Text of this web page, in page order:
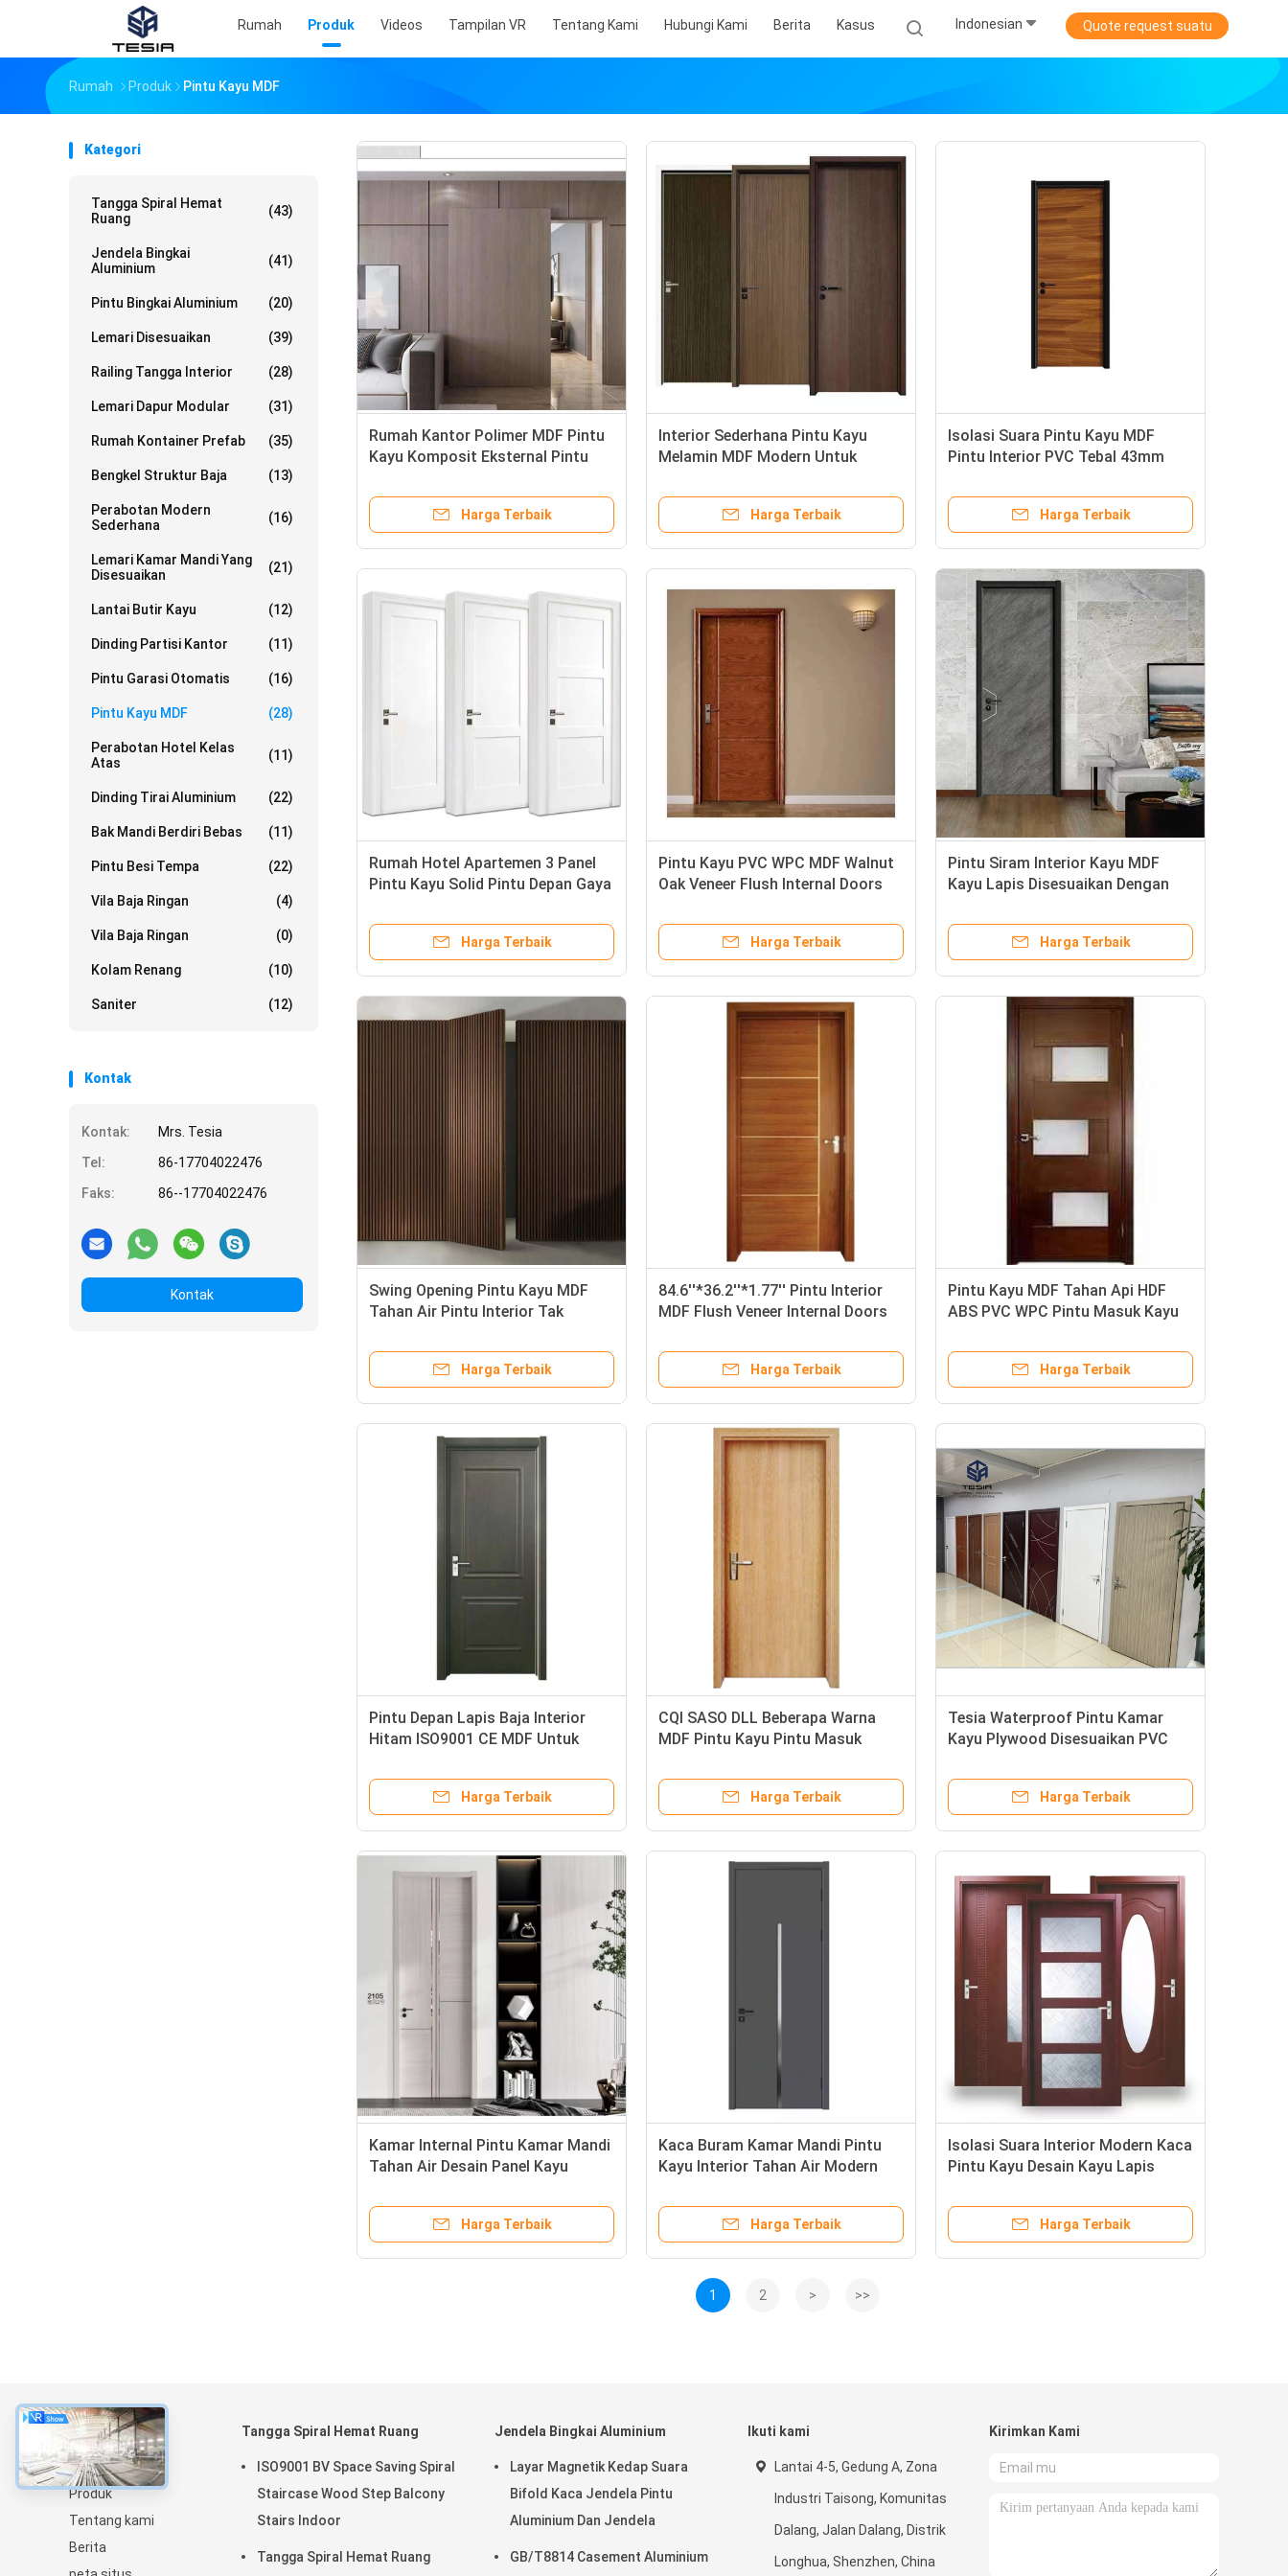
Rumah Produk Videos Tampilan VR Tentang Kami Hubungi Kami Berita Kasus Indonesian Quote request suatu
Rumah Produk Pintu Kayu MDF
Kategori
Tangga Spiral Hemat
Ruang
(43)
Jendela Bingkai
Aluminium
(41)
Pintu Bingkai Aluminium (20)
Lemari Disesuaikan (39)
Railing Tangga Interior (28)
Lemari Dapur Modular (31)
Rumah Kontainer Prefab (35)
Bengkel Struktur Baja (13)
Perabotan Modern
Sederhana
(16)
Lemari Kamar Mandi Yang
Disesuaikan
(21)
Lantai Butir Kayu (12)
Dinding Partisi Kantor (11)
Pintu Garasi Otomatis (16)
Pintu Kayu MDF (28)
Perabotan Hotel Kelas
Atas
(11)
Dinding Tirai Aluminium (22)
Bak Mandi Berdiri Bebas (11)
Pintu Besi Tempa (22)
Vila Baja Ringan (4)
Vila Baja Ringan (0)
Kolam Renang (10)
Saniter (12)
Kontak
Kontak:
Mrs. Tesia
Tel:
86-17704022476
Faks:
86--17704022476
Kontak
Rumah Kantor Polimer MDF Pintu
Kayu Komposit Eksternal Pintu
Harga Terbaik
Interior Sederhana Pintu Kayu
Melamin MDF Modern Untuk
Harga Terbaik
Isolasi Suara Pintu Kayu MDF
Pintu Interior PVC Tebal 43mm
Harga Terbaik
Rumah Hotel Apartemen 3 Panel
Pintu Kayu Solid Pintu Depan Gaya
Harga Terbaik
Pintu Kayu PVC WPC MDF Walnut
Oak Veneer Flush Internal Doors
Harga Terbaik
Pintu Siram Interior Kayu MDF
Kayu Lapis Disesuaikan Dengan
Harga Terbaik
Swing Opening Pintu Kayu MDF
Tahan Air Pintu Interior Tak
Harga Terbaik
84.6''*36.2''*1.77'' Pintu Interior
MDF Flush Veneer Internal Doors
Harga Terbaik
Pintu Kayu MDF Tahan Api HDF
ABS PVC WPC Pintu Masuk Kayu
Harga Terbaik
Pintu Depan Lapis Baja Interior
Hitam ISO9001 CE MDF Untuk
Harga Terbaik
CQI SASO DLL Beberapa Warna
MDF Pintu Kayu Pintu Masuk
Harga Terbaik
Tesia Waterproof Pintu Kamar
Kayu Plywood Disesuaikan PVC
Harga Terbaik
Kamar Internal Pintu Kamar Mandi
Tahan Air Desain Panel Kayu
Harga Terbaik
Kaca Buram Kamar Mandi Pintu
Kayu Interior Tahan Air Modern
Harga Terbaik
Isolasi Suara Interior Modern Kaca
Pintu Kayu Desain Kayu Lapis
Harga Terbaik
1 2 > >>
Tentang
Rumah
Produk
Tentang kami
Berita
Tangga Spiral Hemat Ruang
ISO9001 BV Space Saving Spiral
Staircase Wood Step Balcony
Stairs Indoor
Tangga Spiral Hemat Ruang
Jendela Bingkai Aluminium
Layar Magnetik Kedap Suara
Bifold Kaca Jendela Pintu
Aluminium Dan Jendela
GB/T8814 Casement Aluminium
Ikuti kami
Lantai 4-5, Gedung A, Zona
Industri Taisong, Komunitas
Dalang, Jalan Dalang, Distrik
Longhua, Shenzhen, China
Kirimkan Kami